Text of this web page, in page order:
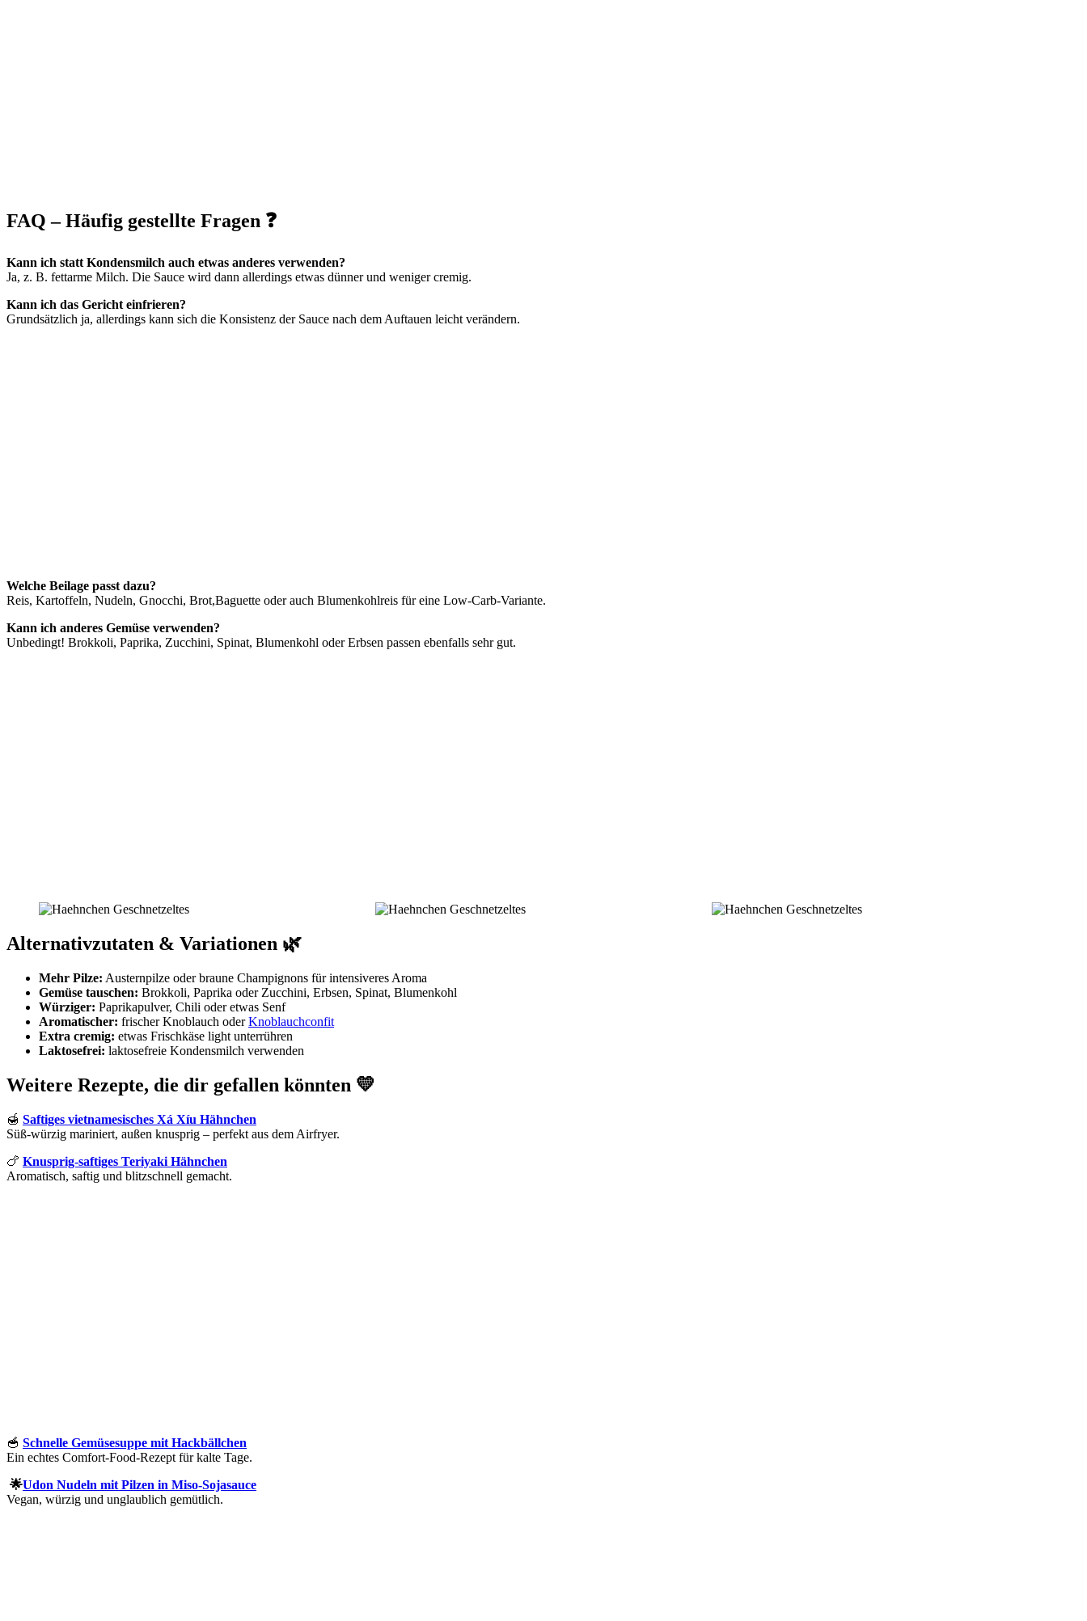
FAQ – Häufig gestellte Fragen ❓
Kann ich statt Kondensmilch auch etwas anderes verwenden?
Ja, z. B. fettarme Milch. Die Sauce wird dann allerdings etwas dünner und weniger cremig.
Kann ich das Gericht einfrieren?
Grundsätzlich ja, allerdings kann sich die Konsistenz der Sauce nach dem Auftauen leicht verändern.
Welche Beilage passt dazu?
Reis, Kartoffeln, Nudeln, Gnocchi, Brot,Baguette oder auch Blumenkohlreis für eine Low-Carb-Variante.
Kann ich anderes Gemüse verwenden?
Unbedingt! Brokkoli, Paprika, Zucchini, Spinat, Blumenkohl oder Erbsen passen ebenfalls sehr gut.
Alternativzutaten & Variationen 🌿
Mehr Pilze: Austernpilze oder braune Champignons für intensiveres Aroma
Gemüse tauschen: Brokkoli, Paprika oder Zucchini, Erbsen, Spinat, Blumenkohl
Würziger: Paprikapulver, Chili oder etwas Senf
Aromatischer: frischer Knoblauch oderKnoblauchconfit
Extra cremig: etwas Frischkäse light unterrühren
Laktosefrei: laktosefreie Kondensmilch verwenden
Weitere Rezepte, die dir gefallen könnten 💛
🍯 Saftiges vietnamesisches Xá Xíu Hähnchen
Süß-würzig mariniert, außen knusprig – perfekt aus dem Airfryer.
🍗 Knusprig-saftiges Teriyaki Hähnchen
Aromatisch, saftig und blitzschnell gemacht.
🥣 Schnelle Gemüsesuppe mit Hackbällchen
Ein echtes Comfort-Food-Rezept für kalte Tage.
🌟Udon Nudeln mit Pilzen in Miso-Sojasauce
Vegan, würzig und unglaublich gemütlich.